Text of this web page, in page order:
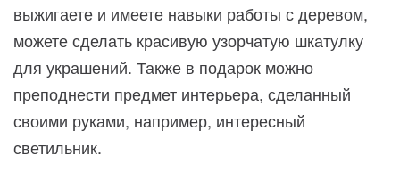
выжигаете и имеете навыки работы с деревом,
можете сделать красивую узорчатую шкатулку
для украшений. Также в подарок можно
преподнести предмет интерьера, сделанный
своими руками, например, интересный
светильник.